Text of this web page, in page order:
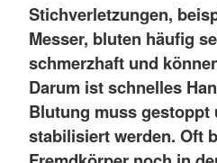
Stichverletzungen,
Messer, bluten häufig
schmerzhaft und
Darum ist schnelles
Blutung muss gestoppt
stabilisiert werden. Oft